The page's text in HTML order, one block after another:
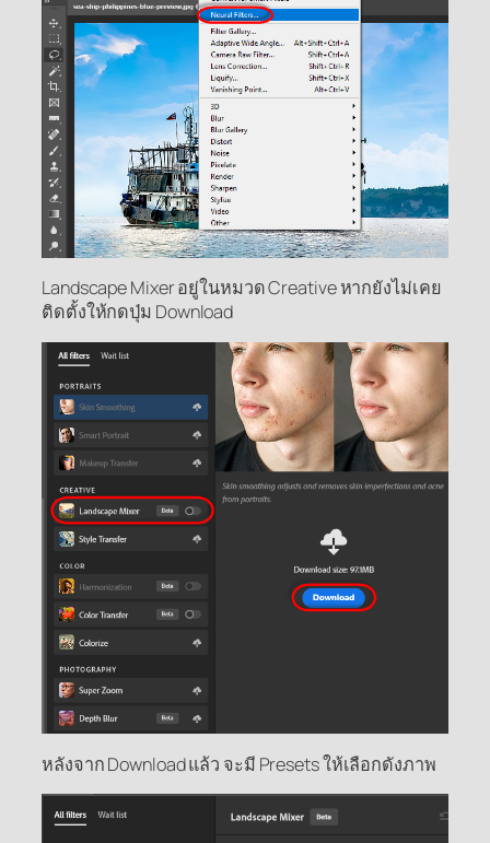
Landscape Mixer อยู่ในหมวด Creative หากยังไม่เคย
ติดตั้งให้กดปุ่ม Download
หลังจาก Download แล้ว จะมี Presets ให้เลือกดังภาพ